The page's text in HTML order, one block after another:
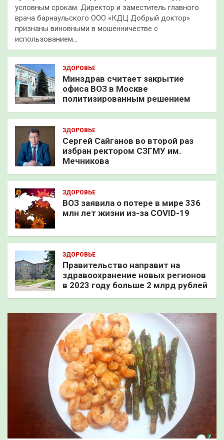
условным срокам. Директор и заместитель главного
врача барнаульского ООО «КДЦ Добрый доктор»
признаны виновными в мошенничестве с
использованием…
ЗДОРОВЬЕ
Минздрав считает закрытие
офиса ВОЗ в Москве
политизированным решением
ЗДОРОВЬЕ
Сергей Сайганов во второй раз
избран ректором СЗГМУ им.
Мечникова
ЗДОРОВЬЕ
ВОЗ заявила о потере в мире 336
млн лет жизни из-за COVID-19
ЗДОРОВЬЕ
Правительство направит на
здравоохранение новых регионов
в 2023 году больше 2 млрд рублей